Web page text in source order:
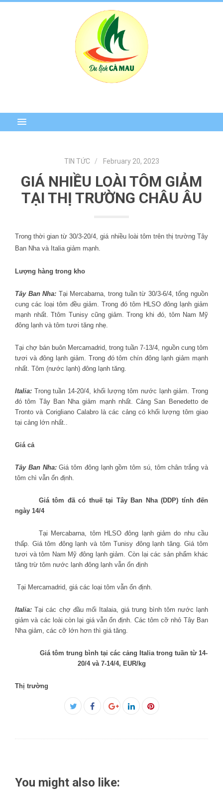
TIN TỨC February 20, 2023
GIÁ NHIỀU LOÀI TÔM GIẢM
TẠI THỊ TRƯỜNG CHÂU ÂU
Trong thời gian từ 30/3-20/4, giá nhiều loài tôm trên thị trường Tây
Ban Nha và Italia giảm mạnh.
Lượng hàng trong kho
Tây Ban Nha: Tại Mercabarna, trong tuần từ 30/3-6/4, tổng nguồn
cung các loại tôm đều giảm. Trong đó tôm HLSO đông lạnh giảm
mạnh nhất. Ttôm Tunisy cũng giảm. Trong khi đó, tôm Nam Mỹ
đông lạnh và tôm tươi tăng nhẹ.
Tại chợ bán buôn Mercamadrid, trong tuần 7-13/4, nguồn cung tôm
tươi và đông lạnh giảm. Trong đó tôm chín đông lạnh giảm mạnh
nhất. Tôm (nước lạnh) đông lạnh tăng.
Italia: Trong tuần 14-20/4, khối lượng tôm nước lạnh giảm. Trong
đó tôm Tây Ban Nha giảm mạnh nhất. Cảng San Benedetto de
Tronto và Corigliano Calabro là các cảng có khối lượng tôm giao
tại cảng lớn nhất..
Giá cả
Tây Ban Nha:Giá tôm đông lạnh gồm tôm sú, tôm chân trắng và
tôm chì vẫn ổn định.
Giá tôm đã có thuế tại Tây Ban Nha (DDP) tính đến
ngày 14/4
Tại Mercabarna, tôm HLSO đông lạnh giảm do nhu cầu
thấp. Giá tôm đông lạnh và tôm Tunisy đông lạnh tăng. Giá tôm
tươi và tôm Nam Mỹ đông lạnh giảm. Còn lại các sản phẩm khác
tăng trừ tôm nước lạnh đông lạnh vẫn ổn định
Tại Mercamadrid, giá các loại tôm vẫn ổn định.
Italia: Tại các chợ đầu mối Italaia, giá trung bình tôm nước lạnh
giảm và các loài còn lại giá vẫn ổn định. Các tôm cỡ nhỏ Tây Ban
Nha giảm, các cỡ lớn hơn thì giá tăng.
Giá tôm trung bình tại các cảng Italia trong tuần từ 14-
20/4 và 7-14/4, EUR/kg
Thị trường
Facebook
You might also like: